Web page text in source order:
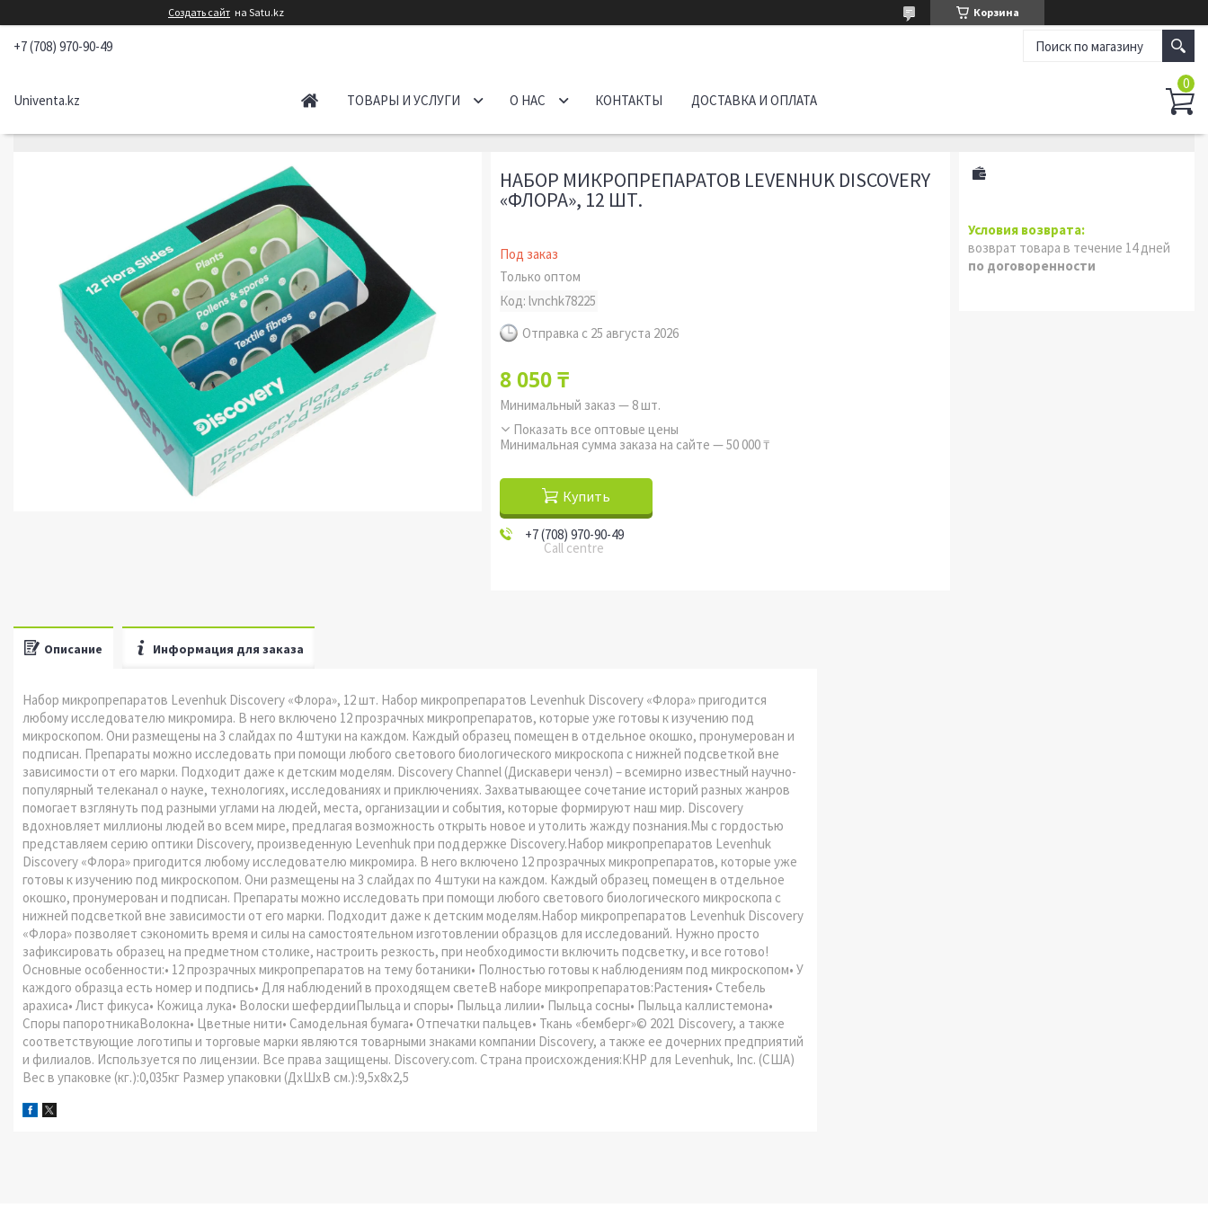
Создать сайт на Satu.kz Корзина
+7 (708) 970-90-49
Univenta.kz ТОВАРЫ И УСЛУГИ О НАС КОНТАКТЫ ДОСТАВКА И ОПЛАТА
НАБОР МИКРОПРЕПАРАТОВ LEVENHUK DISCOVERY
«ФЛОРА», 12 ШТ.
Под заказ
Только оптом
Код:lvnchk78225
Отправка с 25 августа 2026
8 050 ₸
Минимальный заказ — 8 шт.
Показать все оптовые цены
Минимальная сумма заказа на сайте — 50 000 ₸
Купить
+7 (708) 970-90-49
Call centre
возврат товара в течение 14 дней
по договоренности
Описание Информация для заказа
Набор микропрепаратов Levenhuk Discovery «Флора», 12 шт. Набор микропрепаратов Levenhuk Discovery «Флора» пригодится
любому исследователю микромира. В него включено 12 прозрачных микропрепаратов, которые уже готовы к изучению под
микроскопом. Они размещены на 3 слайдах по 4 штуки на каждом. Каждый образец помещен в отдельное окошко, пронумерован и
подписан. Препараты можно исследовать при помощи любого светового биологического микроскопа с нижней подсветкой вне
зависимости от его марки. Подходит даже к детским моделям. Discovery Channel (Дискавери ченэл) – всемирно известный научно-
популярный телеканал о науке, технологиях, исследованиях и приключениях. Захватывающее сочетание историй разных жанров
помогает взглянуть под разными углами на людей, места, организации и события, которые формируют наш мир. Discovery
вдохновляет миллионы людей во всем мире, предлагая возможность открыть новое и утолить жажду познания.Мы с гордостью
представляем серию оптики Discovery, произведенную Levenhuk при поддержке Discovery.Набор микропрепаратов Levenhuk
Discovery «Флора» пригодится любому исследователю микромира. В него включено 12 прозрачных микропрепаратов, которые уже
готовы к изучению под микроскопом. Они размещены на 3 слайдах по 4 штуки на каждом. Каждый образец помещен в отдельное
окошко, пронумерован и подписан. Препараты можно исследовать при помощи любого светового биологического микроскопа с
нижней подсветкой вне зависимости от его марки. Подходит даже к детским моделям.Набор микропрепаратов Levenhuk Discovery
«Флора» позволяет сэкономить время и силы на самостоятельном изготовлении образцов для исследований. Нужно просто
зафиксировать образец на предметном столике, настроить резкость, при необходимости включить подсветку, и все готово!
Основные особенности:• 12 прозрачных микропрепаратов на тему ботаники• Полностью готовы к наблюдениям под микроскопом• У
каждого образца есть номер и подпись• Для наблюдений в проходящем светеВ наборе микропрепаратов:Растения• Стебель
арахиса• Лист фикуса• Кожица лука• Волоски шефердииПыльца и споры• Пыльца лилии• Пыльца сосны• Пыльца каллистемона•
Споры папоротникаВолокна• Цветные нити• Самодельная бумага• Отпечатки пальцев• Ткань «бемберг»© 2021 Discovery, а также
соответствующие логотипы и торговые марки являются товарными знаками компании Discovery, а также ее дочерних предприятий
и филиалов. Используется по лицензии. Все права защищены. Discovery.com. Страна происхождения:КНР для Levenhuk, Inc. (США)
Вес в упаковке (кг.):0,035кг Размер упаковки (ДхШхВ см.):9,5x8x2,5